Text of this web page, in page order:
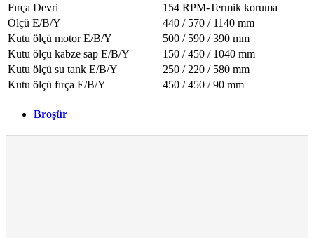
Fırça Devri
154 RPM-Termik koruma
Ölçü E/B/Y
440 / 570 / 1140 mm
Kutu ölçü motor E/B/Y
500 / 590 / 390 mm
Kutu ölçü kabze sap E/B/Y
150 / 450 / 1040 mm
Kutu ölçü su tank E/B/Y
250 / 220 / 580 mm
Kutu ölçü fırça E/B/Y
450 / 450 / 90 mm
Broşür